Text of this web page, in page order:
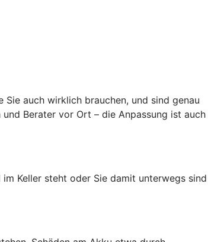
auch wirklich brauchen, und sind genau
Berater vor Ort – die Anpassung ist auch
Keller steht oder Sie damit unterwegs sind